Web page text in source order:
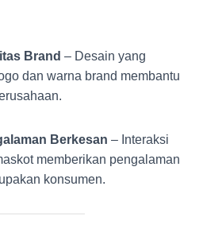
Brand – Desain yang
dan warna brand membantu
Berkesan – Interaksi
memberikan pengalaman
konsumen.